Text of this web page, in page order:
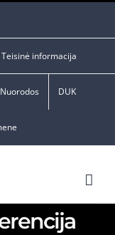
Teisinė informacija
Nuorodos DUK